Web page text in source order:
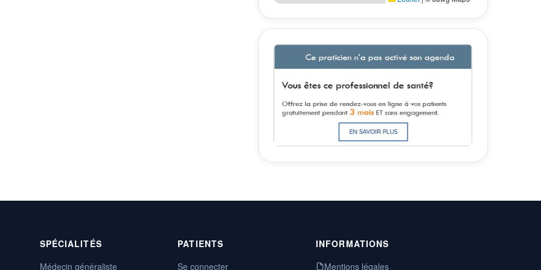
SPÉCIALITÉS
Médecin généraliste
PATIENTS
Se connecter
INFORMATIONS
Mentions légales